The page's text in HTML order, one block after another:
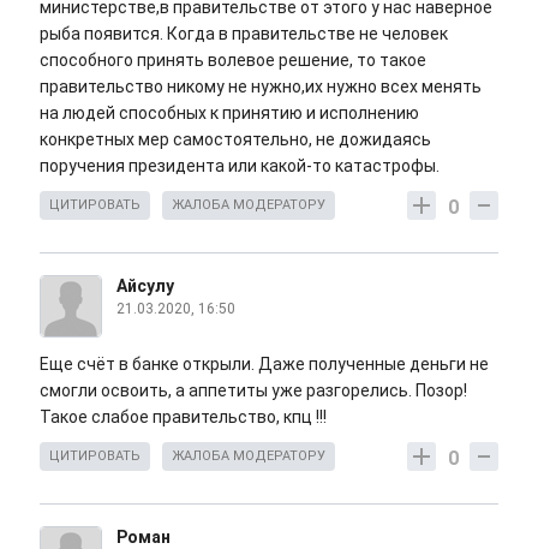
министерстве,в правительстве от этого у нас наверное
рыба появится. Когда в правительстве не человек
способного принять волевое решение, то такое
правительство никому не нужно,их нужно всех менять
на людей способных к принятию и исполнению
конкретных мер самостоятельно, не дожидаясь
поручения президента или какой-то катастрофы.
0
ЦИТИРОВАТЬ ЖАЛОБА МОДЕРАТОРУ
Айсулу
21.03.2020, 16:50
Еще счёт в банке открыли. Даже полученные деньги не
смогли освоить, а аппетиты уже разгорелись. Позор!
Такое слабое правительство, кпц !!!
0
ЦИТИРОВАТЬ ЖАЛОБА МОДЕРАТОРУ
Роман